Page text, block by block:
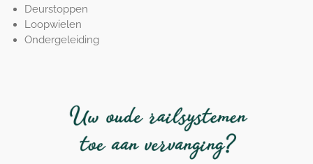
Deurstoppen
Loopwielen
Ondergeleiding